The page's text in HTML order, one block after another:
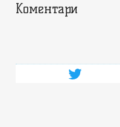
Коментари